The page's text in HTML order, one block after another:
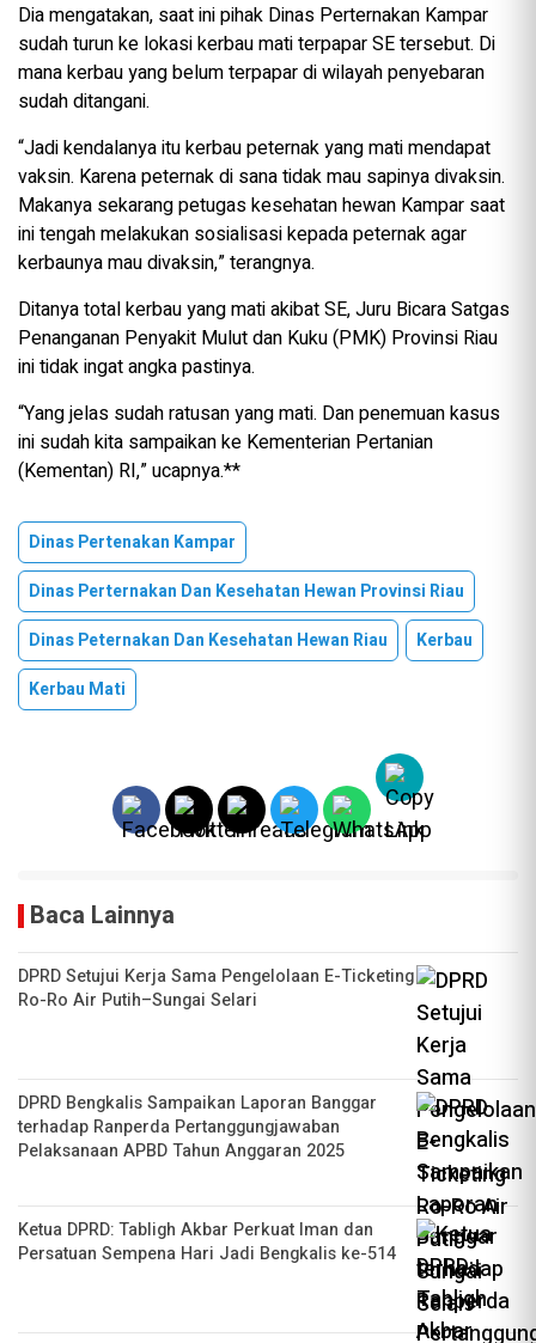
Dia mengatakan, saat ini pihak Dinas Perternakan Kampar
sudah turun ke lokasi kerbau mati terpapar SE tersebut. Di
mana kerbau yang belum terpapar di wilayah penyebaran
sudah ditangani.
“Jadi kendalanya itu kerbau peternak yang mati mendapat
vaksin. Karena peternak di sana tidak mau sapinya divaksin.
Makanya sekarang petugas kesehatan hewan Kampar saat
ini tengah melakukan sosialisasi kepada peternak agar
kerbaunya mau divaksin,” terangnya.
Ditanya total kerbau yang mati akibat SE, Juru Bicara Satgas
Penanganan Penyakit Mulut dan Kuku (PMK) Provinsi Riau
ini tidak ingat angka pastinya.
“Yang jelas sudah ratusan yang mati. Dan penemuan kasus
ini sudah kita sampaikan ke Kementerian Pertanian
(Kementan) RI,” ucapnya.**
Dinas Pertenakan Kampar
Dinas Perternakan Dan Kesehatan Hewan Provinsi Riau
Dinas Peternakan Dan Kesehatan Hewan Riau
Kerbau
Kerbau Mati
Baca Lainnya
DPRD Setujui Kerja Sama Pengelolaan E-Ticketing
Ro-Ro Air Putih–Sungai Selari
DPRD Bengkalis Sampaikan Laporan Banggar
terhadap Ranperda Pertanggungjawaban
Pelaksanaan APBD Tahun Anggaran 2025
Ketua DPRD: Tabligh Akbar Perkuat Iman dan
Persatuan Sempena Hari Jadi Bengkalis ke-514